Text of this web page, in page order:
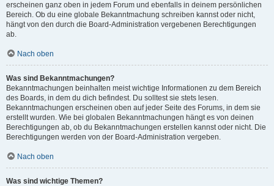
erscheinen ganz oben in jedem Forum und ebenfalls in deinem persönlichen
Bereich. Ob du eine globale Bekanntmachung schreiben kannst oder nicht,
hängt von den durch die Board-Administration vergebenen Berechtigungen
ab.
Nach oben
Was sind Bekanntmachungen?
Bekanntmachungen beinhalten meist wichtige Informationen zu dem Bereich
des Boards, in dem du dich befindest. Du solltest sie stets lesen.
Bekanntmachungen erscheinen oben auf jeder Seite des Forums, in dem sie
erstellt wurden. Wie bei globalen Bekanntmachungen hängt es von deinen
Berechtigungen ab, ob du Bekanntmachungen erstellen kannst oder nicht. Die
Berechtigungen werden von der Board-Administration vergeben.
Nach oben
Was sind wichtige Themen?